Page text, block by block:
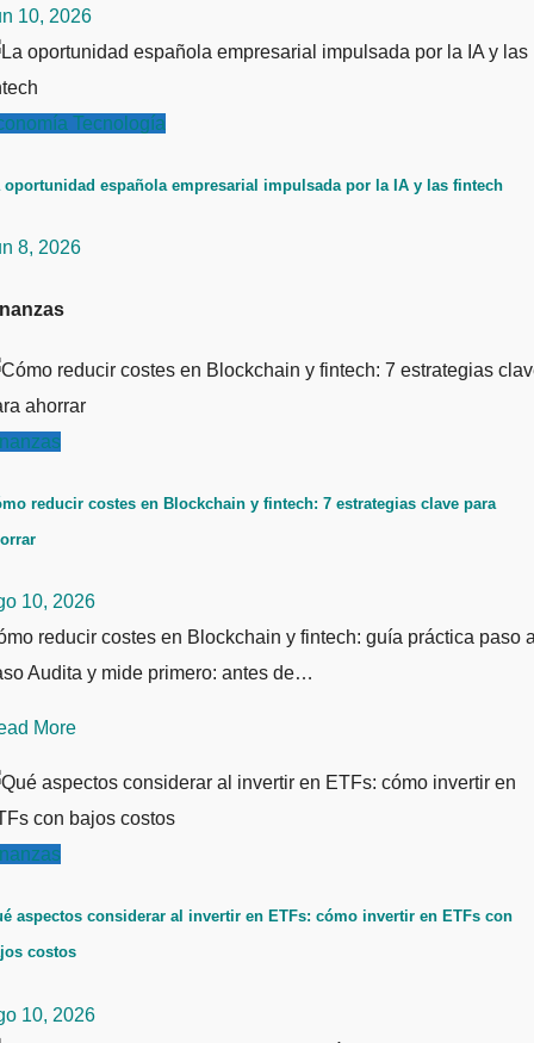
10, 2026
Tecnología
oportunidad española empresarial impulsada por la IA y las fintech
8, 2026
reducir costes en Blockchain y fintech: 7 estrategias clave para
10, 2026
reducir costes en Blockchain y fintech: guía práctica paso
Audita y mide primero: antes de…
More
aspectos considerar al invertir en ETFs: cómo invertir en ETFs con
costos
10, 2026